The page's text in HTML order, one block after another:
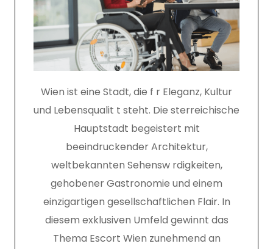
Wien ist eine Stadt, die f r Eleganz, Kultur
und Lebensqualit t steht. Die sterreichische
Hauptstadt begeistert mit
beeindruckender Architektur,
weltbekannten Sehensw rdigkeiten,
gehobener Gastronomie und einem
einzigartigen gesellschaftlichen Flair. In
diesem exklusiven Umfeld gewinnt das
Thema Escort Wien zunehmend an